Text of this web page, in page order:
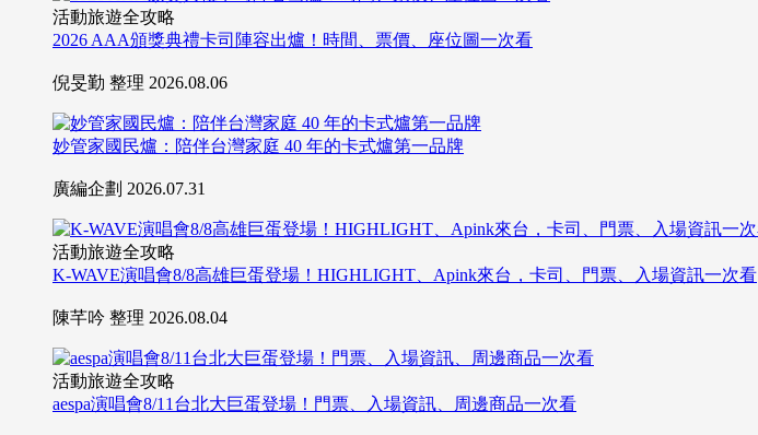
活動旅遊全攻略
2026 AAA頒獎典禮卡司陣容出爐！時間、票價、座位圖一次看
倪旻勤 整理 2026.08.06
妙管家國民爐：陪伴台灣家庭 40 年的卡式爐第一品牌
廣編企劃 2026.07.31
活動旅遊全攻略
K-WAVE演唱會8/8高雄巨蛋登場！HIGHLIGHT、Apink來台，卡司、門票、入場資訊一次看
陳芊吟 整理 2026.08.04
活動旅遊全攻略
aespa演唱會8/11台北大巨蛋登場！門票、入場資訊、周邊商品一次看